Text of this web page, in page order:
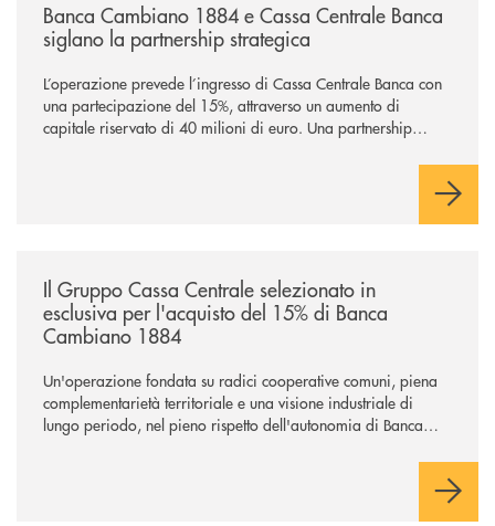
Banca Cambiano 1884 e Cassa Centrale Banca
siglano la partnership strategica
L’operazione prevede l’ingresso di Cassa Centrale Banca con
una partecipazione del 15%, attraverso un aumento di
capitale riservato di 40 milioni di euro. Una partnership
comuni e sulla prossimità ai territori, per ampliare l’offerta e
Il Gruppo Cassa Centrale selezionato in
esclusiva per l'acquisto del 15% di Banca
Cambiano 1884
Un'operazione fondata su radici cooperative comuni, piena
complementarietà territoriale e una visione industriale di
lungo periodo, nel pieno rispetto dell'autonomia di Banca
negoziazione esclusiva per la finalizzazione dell’operazione.